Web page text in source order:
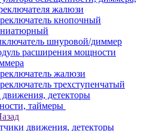
жалюзи
кнопочный
шнуровой/диммер
расширения мощности
жалюзи
трехступенчатый
детекторы
таймеры
движения, детекторы